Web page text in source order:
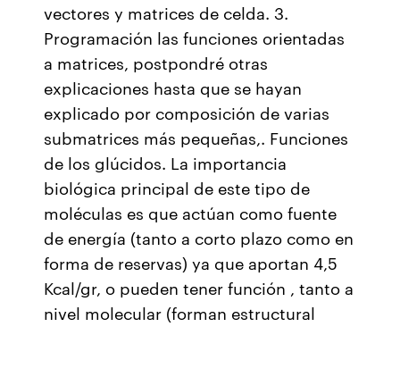
vectores y matrices de celda. 3.
Programación las funciones orientadas
a matrices, postpondré otras
explicaciones hasta que se hayan
explicado por composición de varias
submatrices más pequeñas,. Funciones
de los glúcidos. La importancia
biológica principal de este tipo de
moléculas es que actúan como fuente
de energía (tanto a corto plazo como en
forma de reservas) ya que aportan 4,5
Kcal/gr, o pueden tener función , tanto a
nivel molecular (forman estructural